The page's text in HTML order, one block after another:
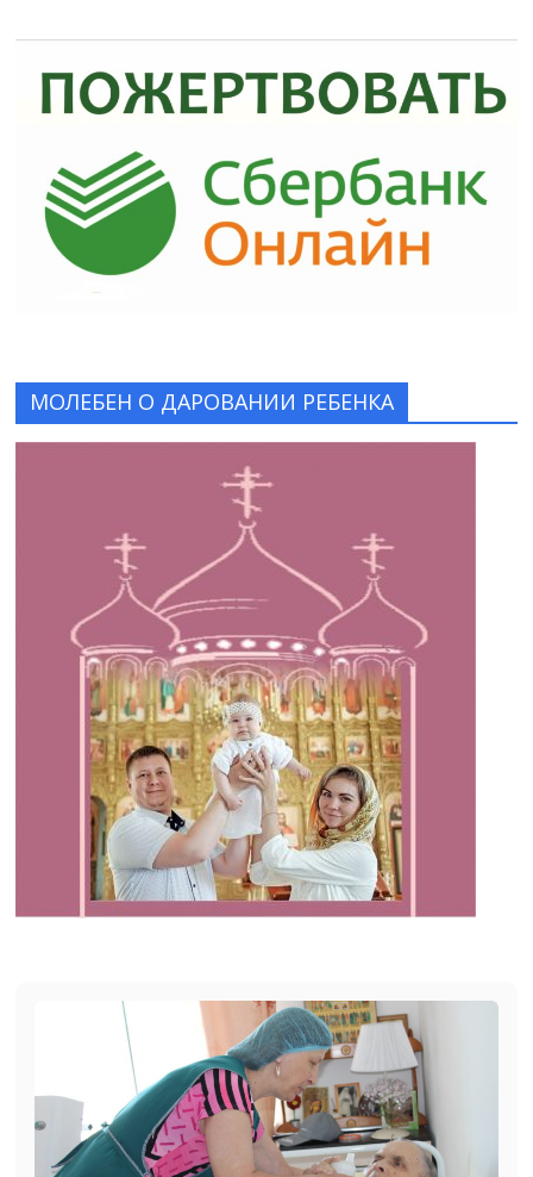
МОЛЕБЕН О ДАРОВАНИИ РЕБЕНКА